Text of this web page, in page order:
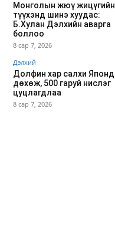
Монголын жюү жицүгийн
түүхэнд шинэ хуудас:
Б.Хулан Дэлхийн аварга
боллоо
8 сар 7, 2026
Дэлхий
Долфин хар салхи Японд
дөхөж, 500 гаруй нислэг
цуцлагдлаа
8 сар 7, 2026